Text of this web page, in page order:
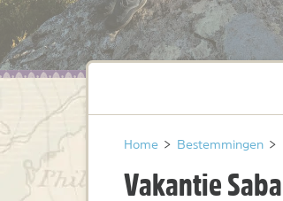
Home > Bestemmingen >
Vakantie Saba